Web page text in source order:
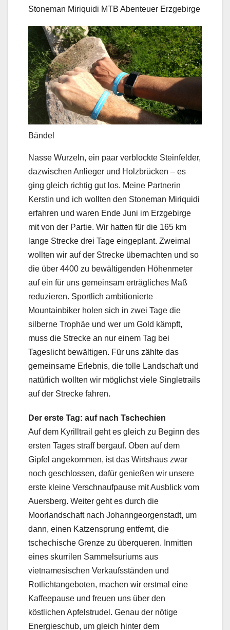
Stoneman Miriquidi MTB Abenteuer Erzgebirge
Bändel
Nasse Wurzeln, ein paar verblockte Steinfelder,
dazwischen Anlieger und Holzbrücken – es
ging gleich richtig gut los. Meine Partnerin
Kerstin und ich wollten den Stoneman Miriquidi
erfahren und waren Ende Juni im Erzgebirge
mit von der Partie. Wir hatten für die 165 km
lange Strecke drei Tage eingeplant. Zweimal
wollten wir auf der Strecke übernachten und so
die über 4400 zu bewältigenden Höhenmeter
auf ein für uns gemeinsam erträgliches Maß
reduzieren. Sportlich ambitionierte
Mountainbiker holen sich in zwei Tage die
silberne Trophäe und wer um Gold kämpft,
muss die Strecke an nur einem Tag bei
Tageslicht bewältigen. Für uns zählte das
gemeinsame Erlebnis, die tolle Landschaft und
natürlich wollten wir möglichst viele Singletrails
auf der Strecke fahren.
Der erste Tag: auf nach Tschechien
Auf dem Kyrilltrail geht es gleich zu Beginn des
ersten Tages straff bergauf. Oben auf dem
Gipfel angekommen, ist das Wirtshaus zwar
noch geschlossen, dafür genießen wir unsere
erste kleine Verschnaufpause mit Ausblick vom
Auersberg. Weiter geht es durch die
Moorlandschaft nach Johanngeorgenstadt, um
dann, einen Katzensprung entfernt, die
tschechische Grenze zu überqueren. Inmitten
eines skurrilen Sammelsuriums aus
vietnamesischen Verkaufsständen und
Rotlichtangeboten, machen wir erstmal eine
Kaffeepause und freuen uns über den
köstlichen Apfelstrudel. Genau der nötige
Energieschub, um gleich hinter dem